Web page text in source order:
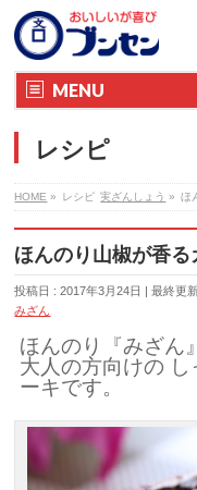
MENU
レシピ
HOME » レシピ 実ざんしょう » ほ
ほんのり山椒が香る
投稿日 : 2017年3月24日 最終更
みざん
ほんのり『みざん
大人の方向けの
ーキです。